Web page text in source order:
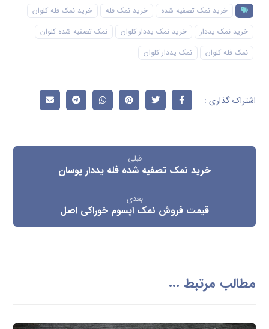
خرید نمک تصفیه شده
خرید نمک فله
خرید نمک فله کلوان
خرید نمک یددار
خرید نمک یددار کلوان
نمک تصفیه شده کلوان
نمک فله کلوان
نمک یددار کلوان
قبلی
خرید نمک تصفیه شده فله یددار پوسان
بعدی
قیمت فروش نمک اپسوم خوراکی اصل
مطالب مرتبط ...